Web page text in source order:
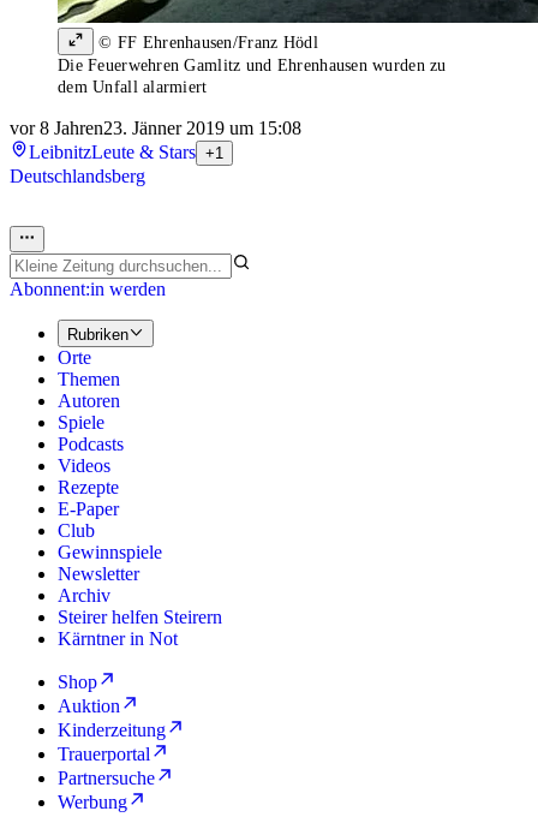
© FF Ehrenhausen/Franz Hödl
Die Feuerwehren Gamlitz und Ehrenhausen wurden zu
dem Unfall alarmiert
vor 8 Jahren23. Jänner 2019 um 15:08
LeibnitzLeute & Stars +1
Deutschlandsberg
Abonnent:in werden
Rubriken
Orte
Themen
Autoren
Spiele
Podcasts
Videos
Rezepte
E-Paper
Club
Gewinnspiele
Newsletter
Archiv
Steirer helfen Steirern
Kärntner in Not
Shop
Auktion
Kinderzeitung
Trauerportal
Partnersuche
Werbung